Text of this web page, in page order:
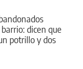
dicen que
potrillo y dos